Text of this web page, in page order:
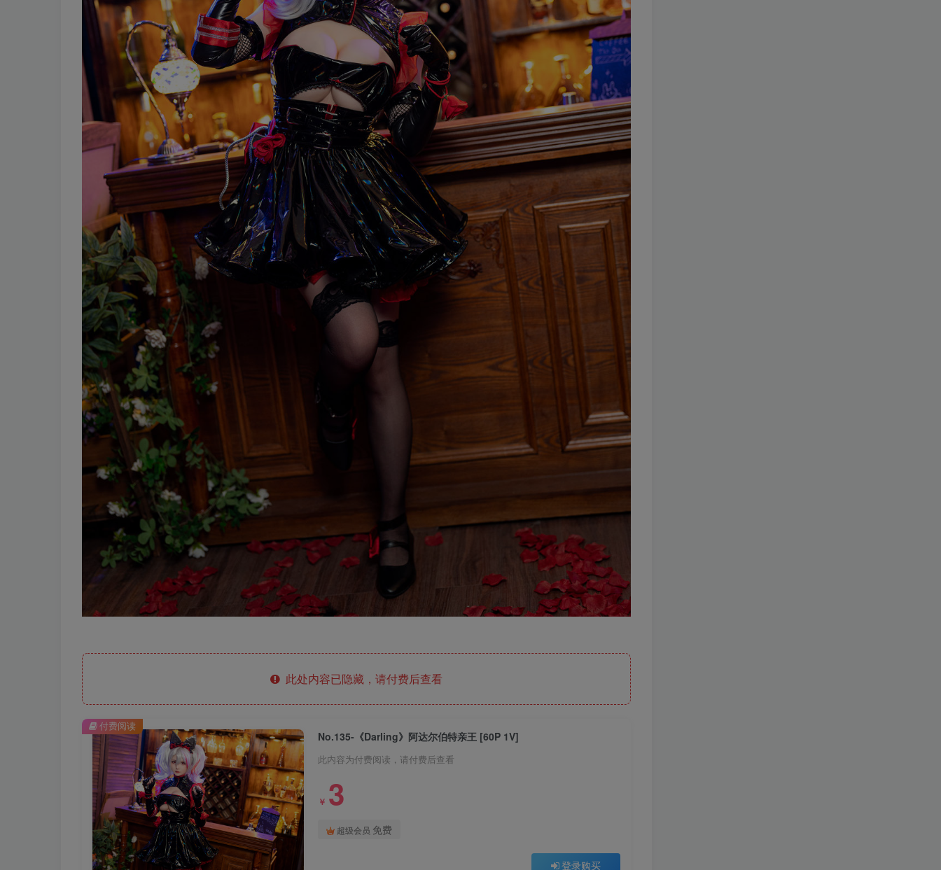
此处内容已隐藏，请付费后查看
No.135-《Darling》阿达尔伯特亲王 [60P 1V]
此内容为付费阅读，请付费后查看
￥ 3
超级会员 免费
登录购买
付费阅读